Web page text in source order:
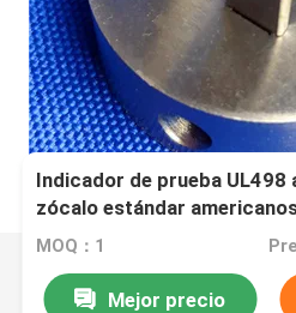
Indicador de prueba UL498
zócalo estándar
MOQ：1
Mejor precio